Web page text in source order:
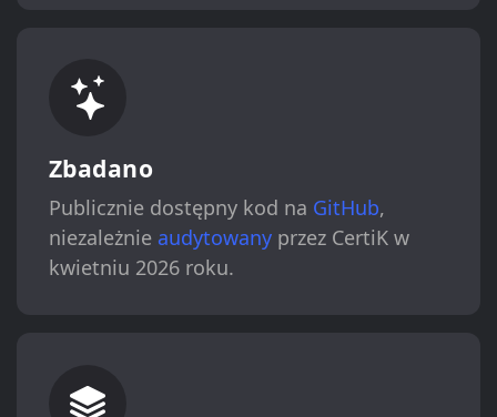
Zbadano
Publicznie dostępny kod na GitHub,
niezależnie audytowanyprzez CertiK w
kwietniu 2026 roku.